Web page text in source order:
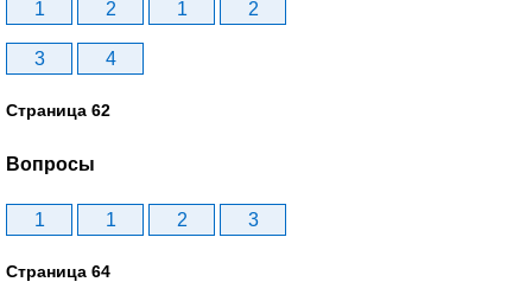
1 2 1 2
3 4
Страница 62
Вопросы
1 1 2 3
Страница 64